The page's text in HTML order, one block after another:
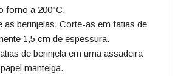
forno a 200°C.
as berinjelas. Corte-as em fatias de
1,5 cm de espessura.
de berinjela em uma assadeira
manteiga.